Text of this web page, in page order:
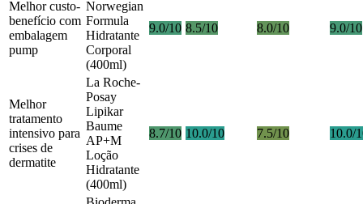
Melhor custo-
benefício com
embalagem
pump
Norwegian
Formula
Hidratante
Corporal
(400ml)
9.0/10 8.5/10 8.0/10 9.0/10
Melhor
tratamento
intensivo para
crises de
dermatite
La Roche-
Posay
Lipikar
Baume
AP+M
Loção
Hidratante
(400ml)
8.7/10 10.0/10 7.5/10 10.0/